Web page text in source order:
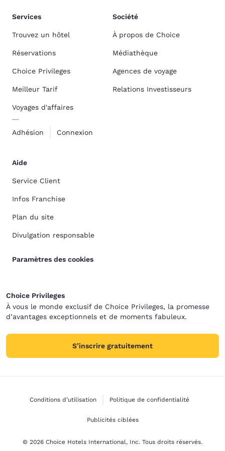
Services
Trouvez un hôtel
Réservations
Choice Privileges
Meilleur Tarif
Voyages d'affaires
Adhésion Connexion
Société
À propos de Choice
Médiathèque
Agences de voyage
Relations Investisseurs
Aide
Service Client
Infos Franchise
Plan du site
Divulgation responsable
Paramètres des cookies
Choice Privileges
À vous le monde exclusif de Choice Privileges, la promesse
d’avantages exceptionnels et de moments fabuleux.
S’inscrire gratuitement
Conditions d’utilisation Politique de confidentialité
Publicités ciblées
© 2026 Choice Hotels International, Inc. Tous droits réservés.